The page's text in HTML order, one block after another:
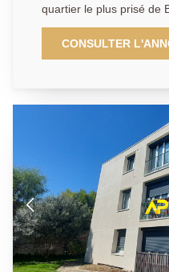
quartier le plus prisé de
écoles, commerces et à
du Tram T2 reliant la
AGENCE PRINCIPALE
modernité tout en vous
potentiel de de multiples options.
tout d'abord une cuisine
moderne, ainsi qu'une
l'italienne et wc. L' atout maitre de cette maison : un
immense espace de vie
impressionnante
en mezzanine et
possibilités
création d'une seconde
CONSULTER